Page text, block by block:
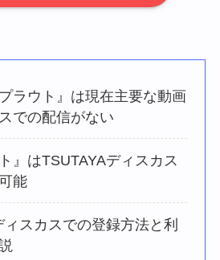
ラウト』は現在主要な動画
での配信がない
』はTSUTAYAディスカス
能
ィスカスでの登録方法と利